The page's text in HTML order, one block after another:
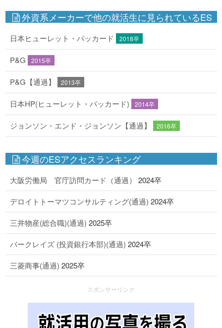
外資系メーカーで他の就活生に見られているES
日本ヒューレット・パッカード 2018卒
P&G 2015卒
P&G【通過】 2013卒
日本HP(ヒューレット・パッカード) 2014卒
ジョンソン・エンド・ジョンソン【通過】 2016卒
今週のESアクセスランキング
大阪労働局 官庁訪問カード（通過） 2024卒
デロイトトーマツコンサルティング(通過) 2024卒
三井物産(総合職)(通過) 2025卒
バークレイズ (投資銀行本部)(通過) 2024卒
三菱商事(通過) 2025卒
スポンサーリンク